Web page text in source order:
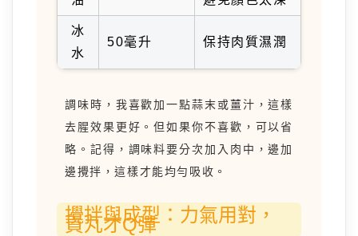
冰
水
50毫升 保持肉質濕潤
調味時，我喜歡加一點蒜末或薑汁，這樣
去腥效果更好。但如果你不喜歡，可以省
略。記得，調味料要分次加入肉中，邊加
邊攪拌，這樣才能均勻吸收。
攪拌與成型：力氣用對，
貢丸才Q彈